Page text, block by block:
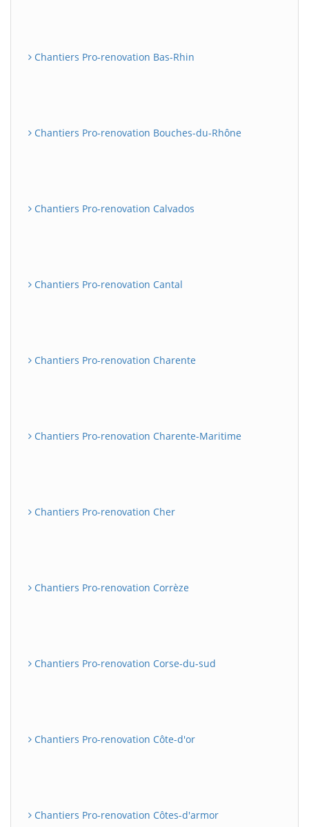
Chantiers Pro-renovation Bas-Rhin
Chantiers Pro-renovation Bouches-du-Rhône
Chantiers Pro-renovation Calvados
Chantiers Pro-renovation Cantal
Chantiers Pro-renovation Charente
Chantiers Pro-renovation Charente-Maritime
Chantiers Pro-renovation Cher
Chantiers Pro-renovation Corrèze
Chantiers Pro-renovation Corse-du-sud
Chantiers Pro-renovation Côte-d'or
Chantiers Pro-renovation Côtes-d'armor